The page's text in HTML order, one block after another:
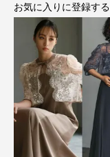
お気に入りに登録する